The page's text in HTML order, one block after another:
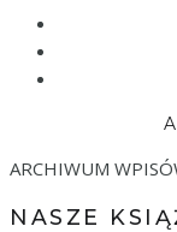
ARCHIWUM
NASZE